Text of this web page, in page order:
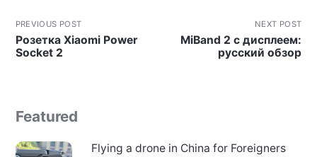
PREVIOUS POST
Розетка Xiaomi Power
Socket 2
NEXT POST
MiBand 2 с дисплеем:
русский обзор
Featured
Flying a drone in China for Foreigners